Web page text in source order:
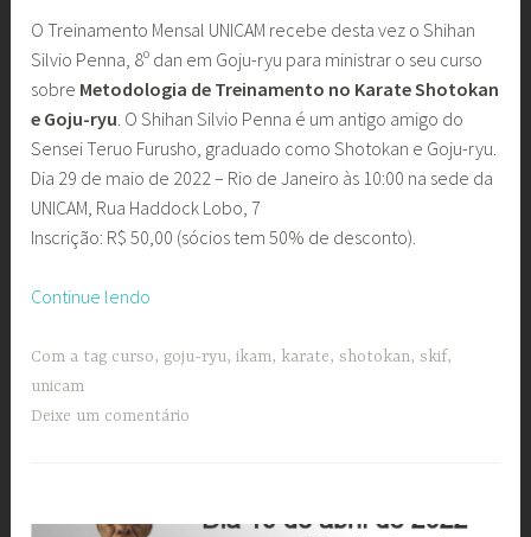
O Treinamento Mensal UNICAM recebe desta vez o Shihan
Silvio Penna, 8º dan em Goju-ryu para ministrar o seu curso
sobre Metodologia de Treinamento no Karate Shotokan
e Goju-ryu . O Shihan Silvio Penna é um antigo amigo do
Sensei Teruo Furusho, graduado como Shotokan e Goju-ryu.
Dia 29 de maio de 2022 – Rio de Janeiro às 10:00 na sede da
UNICAM, Rua Haddock Lobo, 7
Inscrição: R$ 50,00 (sócios tem 50% de desconto).
Continue lendo
UNICAM
Shihan
Com a tag curso, goju-ryu,ikam, karate,shotokan,skif,
unicam
Deixe um comentário